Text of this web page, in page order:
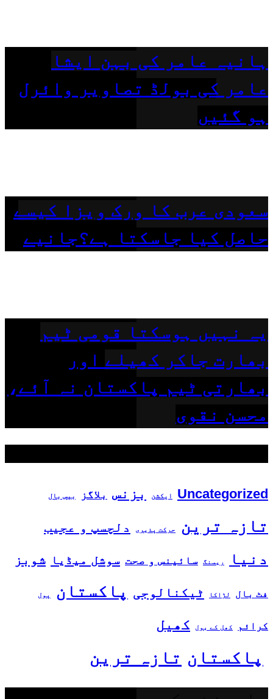
ہانیہ عامر کی بہن ایشا
عامر کی بولڈ تصاویر وائرل
ہو گئیں
سعودی عرب کا ورک ویزا کیسے
حاصل کیا جاسکتا ہے؟جانیے
یہ نہیں ہوسکتا قومی ٹیم
بھارت جاکر کھیلے اور
بھارتی ٹیم پاکستان نہ آئے،
محسن نقوی
Uncategorized ایکشن بزنس بلاگز بیس بال
تازہ ترین حرکت پذیری دلچسپ و عجیب
دنیا ریسنگ سائینس و صحت سوشل میڈیا شوبز
فٹ بال لڑاکا ٹیکنالوجی پاکستان پول
کرائم کھل کے بول کھیل
پاکستان تازہ ترین